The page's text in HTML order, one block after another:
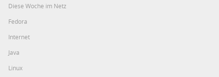
Diese Woche im Netz
Fedora
Internet
Java
Linux